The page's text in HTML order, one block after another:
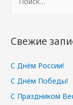
т
:
Свежие
С Днём России!
С Днём Победы!
С Праздником